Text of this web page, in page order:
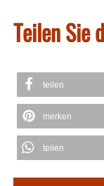
Teilen Sie
teilen
merken
teilen